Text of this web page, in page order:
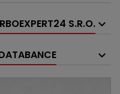
S.R.O.